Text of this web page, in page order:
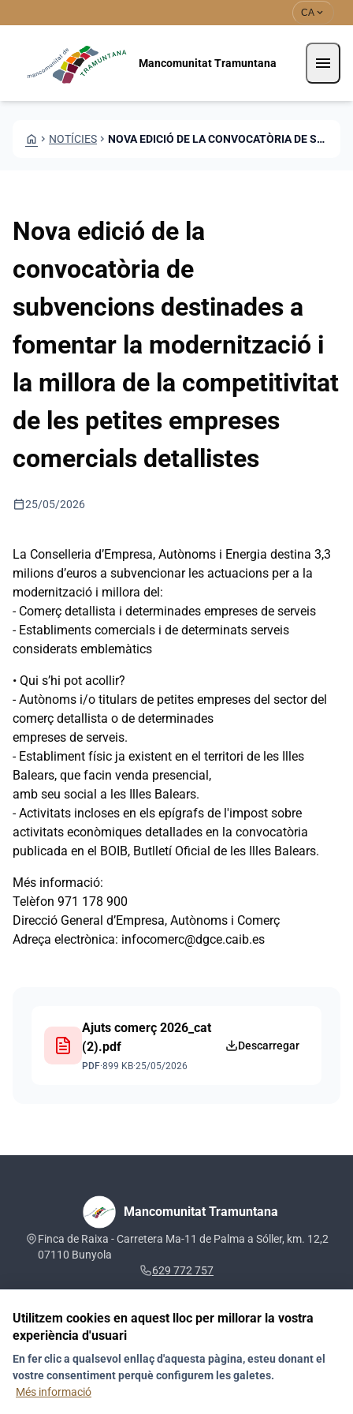
CA expand_more
Mancomunitat Tramuntana menu
HOME CHEVRON_RIGHT NOTÍCIES CHEVRON_RIGHT NOVA EDICIÓ DE LA CONVOCATÒRIA DE SUBVENCIONS DESTINADES A FOMENTAR LA MODERNITZACIÓ I LA MILLORA DE LA COMPETITIVITAT DE LES PETITES EMPRESES COMERCIALS DETALLISTES
Nova edició de la
convocatòria de
subvencions destinades a
fomentar la modernització i
la millora de la competitivitat
de les petites empreses
comercials detallistes
calendar_today25/05/2026
La Conselleria d’Empresa, Autònoms i Energia destina 3,3
milions d’euros a subvencionar les actuacions per a la
modernització i millora del:
- Comerç detallista i determinades empreses de serveis
- Establiments comercials i de determinats serveis
considerats emblemàtics
• Qui s’hi pot acollir?
- Autònoms i/o titulars de petites empreses del sector del
comerç detallista o de determinades
empreses de serveis.
- Establiment físic ja existent en el territori de les Illes
Balears, que facin venda presencial,
amb seu social a les Illes Balears.
- Activitats incloses en els epígrafs de l'impost sobre
activitats econòmiques detallades en la convocatòria
publicada en el BOIB, Butlletí Oficial de les Illes Balears.
Més informació:
Telèfon 971 178 900
Direcció General d’Empresa, Autònoms i Comerç
Adreça electrònica: infocomerc@dgce.caib.es
Ajuts comerç 2026_cat
(2).pdf
PDF·899 KB·25/05/2026
Descarregar
Mancomunitat Tramuntana
Finca de Raixa - Carretera Ma-11 de Palma a Sóller, km. 12,2
07110 Bunyola
629 772 757
Segueix-nos a les xarxes socials
NotíciesDirectori
Utilitzem cookies en aquest lloc per millorar la vostra
experiència d'usuari
En fer clic a qualsevol enllaç d'aquesta pàgina, esteu donant el
vostre consentiment perquè configurem les galetes.
Més informació